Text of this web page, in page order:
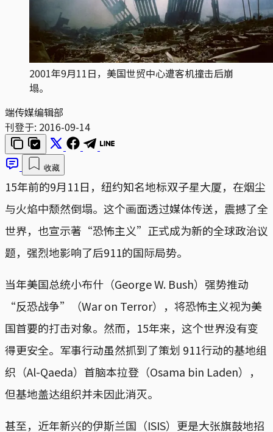
2001年9月11日，美国世贸中心遭客机撞击后崩
塌。
端传媒编辑部
刊登于: 2016-09-14
收藏
15年前的9月11日，纽约知名地标双子星大厦，在烟尘
与火焰中颓然倒塌。这个画面透过媒体传送，震撼了全
世界，也宣示著“恐怖主义”正式成为新的全球政治议
题，强烈地影响了后911的国际局势。
当年美国总统小布什（George W. Bush）强势推动
“反恐战争”（War on Terror），将恐怖主义视为美
国首要的打击对象。然而，15年来，这个世界没有变
得更安全。军事行动虽然抓到了策划 911行动的基地组
织（Al-Qaeda）首脑本拉登（Osama bin Laden），
但基地盖达组织并未因此消灭。
甚至，近年新兴的伊斯兰国（ISIS）更是大张旗鼓地招